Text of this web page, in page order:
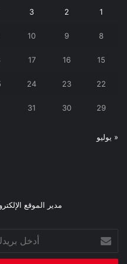
1
2
3
8
9
10
15
16
17
22
23
24
29
30
31
« يوليو
مدير الموقع
أدخل
بريدك
الإلكتروني